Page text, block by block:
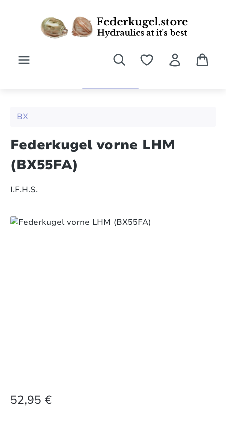
BX
Federkugel vorne LHM
(BX55FA)
I.F.H.S.
Bildergalerie überspringen
52,95 €